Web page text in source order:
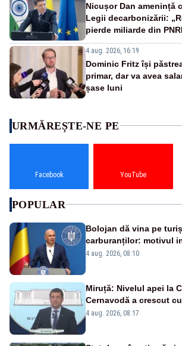
Nicușor Dan amenință
Legii decarbonizării:
pierde miliarde din
4 aug. 2026, 16:19
Dominic Fritz își
primar, dar va avea
șase luni
URMĂREȘTE-NE PE
Facebook YouTube
POPULAR
Bolojan dă vina pe
carburanților: motivul
scumpirile de la pompă
4 aug. 2026, 08:10
Miruță: Nivelul apei la
Cernavodă a crescut
intervenția de pe Brațul
4 aug. 2026, 08:17